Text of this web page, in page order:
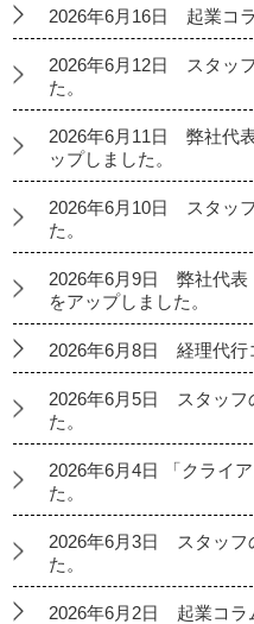
2026年6月16日 起業コ
2026年6月12日 スタッ
た。
2026年6月11日 弊社代
ップしました。
2026年6月10日 スタッ
た。
2026年6月9日 弊社代表
をアップしました。
2026年6月8日 経理代行
2026年6月5日 スタッフ
た。
2026年6月4日 「クライ
た。
2026年6月3日 スタッフ
た。
2026年6月2日 起業コラ